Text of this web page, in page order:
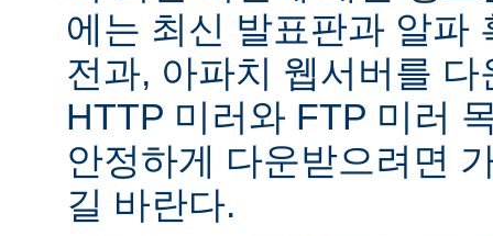
에는 최신 발표판과 알파
전과, 아파치 웹서버를
HTTP 미러와 FTP 미러
안정하게 다운받으려면
길 바란다.